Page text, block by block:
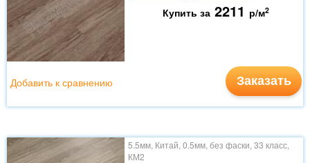
Купить за 2211 р/м2
Заказать
Добавить к сравнению
5.5мм, Китай, 0.5мм, без фаски, 33 класс,
КМ2